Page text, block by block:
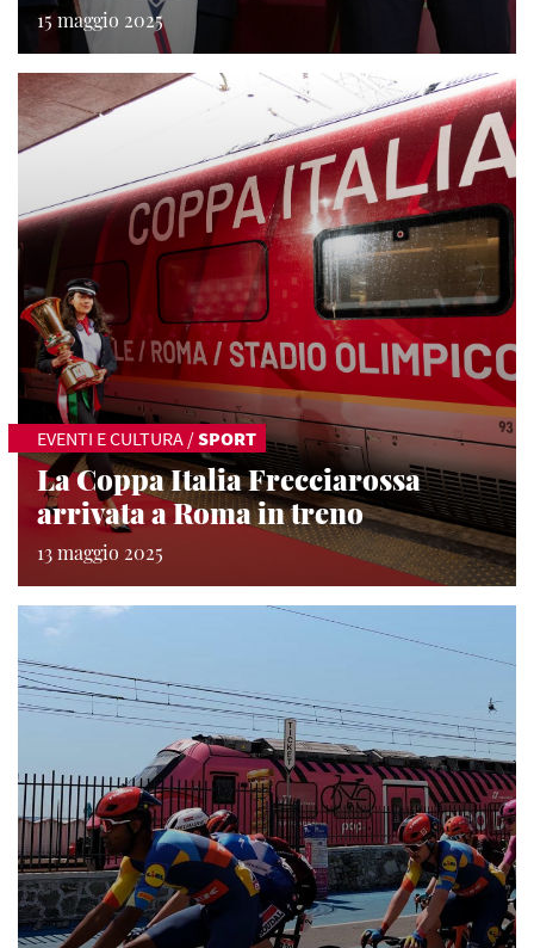
15 maggio 2025
EVENTI E CULTURA /SPORT
La Coppa Italia Frecciarossa
arrivata a Roma in treno
13 maggio 2025